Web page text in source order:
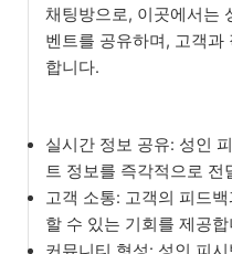
채팅방으로, 이곳에서는
벤트를 공유하며, 고객과
합니다.
실시간 정보 공유: 성인
트 정보를 즉각적으로 전
고객 소통: 고객의 피드
할 수 있는 기회를 제공합